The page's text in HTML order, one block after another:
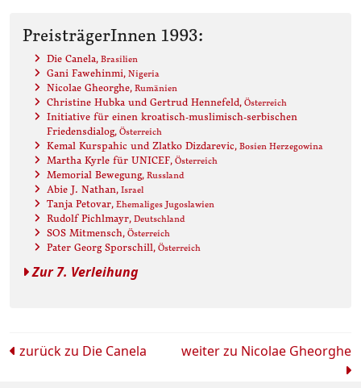
PreisträgerInnen 1993:
Die Canela, Brasilien
Gani Fawehinmi, Nigeria
Nicolae Gheorghe, Rumänien
Christine Hubka und Gertrud Hennefeld, Österreich
Initiative für einen kroatisch-muslimisch-serbischen
Friedensdialog, Österreich
Kemal Kurspahic und Zlatko Dizdarevic, Bosien Herzegowina
Martha Kyrle für UNICEF, Österreich
Memorial Bewegung, Russland
Abie J. Nathan, Israel
Tanja Petovar, Ehemaliges Jugoslawien
Rudolf Pichlmayr, Deutschland
SOS Mitmensch, Österreich
Pater Georg Sporschill, Österreich
Zur 7. Verleihung
Beitrags-
zurück zu Die Canela weiter zu Nicolae Gheorghe